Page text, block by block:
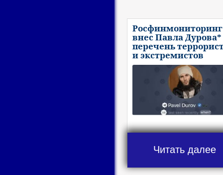
Росфинмониторинг
внес Павла
перечень
и экстремистов
Читать далее